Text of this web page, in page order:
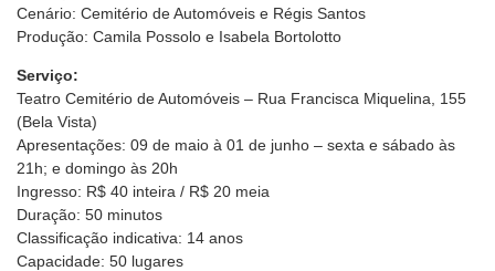
Cenário: Cemitério de Automóveis e Régis Santos
Produção: Camila Possolo e Isabela Bortolotto
Serviço:
Teatro Cemitério de Automóveis – Rua Francisca Miquelina, 155
(Bela Vista)
Apresentações: 09 de maio à 01 de junho – sexta e sábado às
21h; e domingo às 20h
Ingresso: R$ 40 inteira / R$ 20 meia
Duração: 50 minutos
Classificação indicativa: 14 anos
Capacidade: 50 lugares